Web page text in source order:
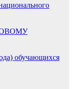
обучающихся